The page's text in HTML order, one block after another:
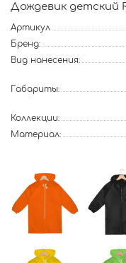
Дождевик детский
Артикул
Бренд:
Вид нанесения:
Габариты:
Коллекции:
Материал: